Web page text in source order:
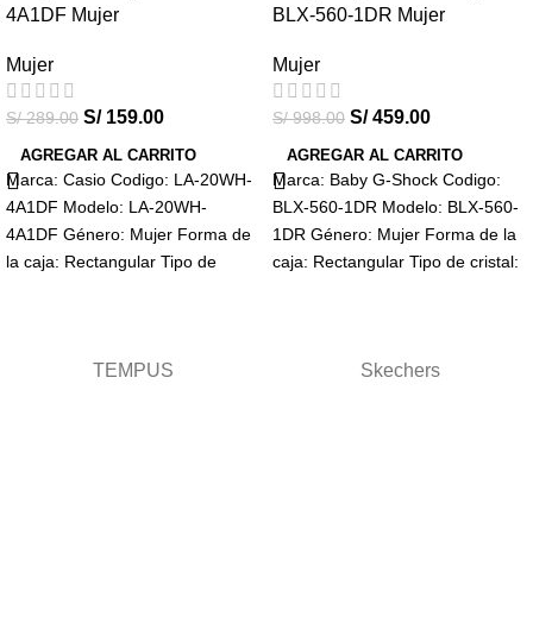
4A1DF Mujer
Mujer
S/289.00 S/159.00
AGREGAR AL CARRITO
Marca: Casio Codigo: LA-20WH-
4A1DF Modelo: LA-20WH-
4A1DF Género: Mujer Forma de
la caja: Rectangular Tipo de
BLX-560-1DR Mujer
Mujer
S/998.00 S/459.00
AGREGAR AL CARRITO
Marca: Baby G-Shock Codigo:
BLX-560-1DR Modelo: BLX-560-
1DR Género: Mujer Forma de la
caja: Rectangular Tipo de cristal:
TEMPUS Skechers